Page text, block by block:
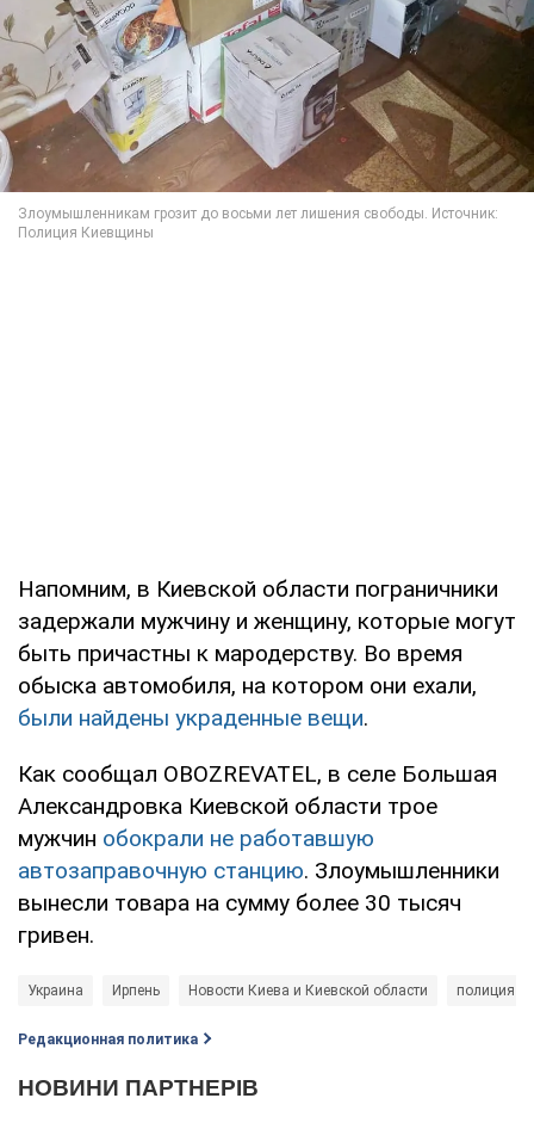
Напомним, в Киевской области пограничники
задержали мужчину и женщину, которые могут
быть причастны к мародерству. Во время
обыска автомобиля, на котором они ехали,
были найдены украденные вещи.
Как сообщал OBOZREVATEL, в селе Большая
Александровка Киевской области трое
мужчин обокрали не работавшую
автозаправочную станцию. Злоумышленники
вынесли товара на сумму более 30 тысяч
гривен.
Украина Ирпень Новости Киева и Киевской области полиция
Редакционная политика